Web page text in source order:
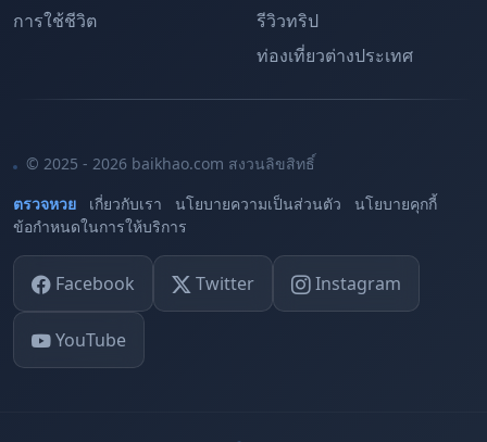
การใช้ชีวิต
รีวิวทริป
ท่องเที่ยวต่างประเทศ
© 2025 - 2026 baikhao.com สงวนลิขสิทธิ์
ตรวจหวย
เกี่ยวกับเรา นโยบายความเป็นส่วนตัว
นโยบายคุกกี้
ข้อกำหนดในการให้บริการ
Facebook Twitter Instagram
YouTube